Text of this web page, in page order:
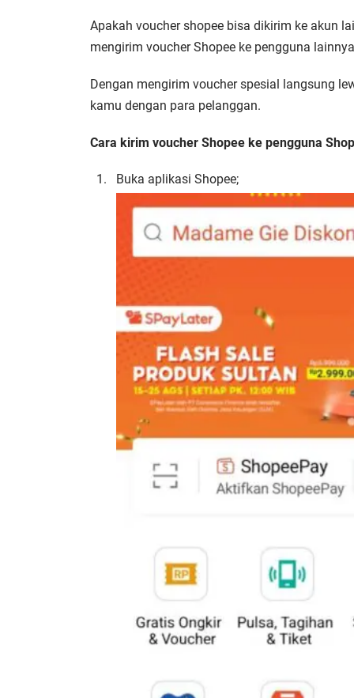
Apakah voucher shopee bisa dikirim ke akun
mengirim voucher Shopee ke pengguna
Dengan mengirim voucher spesial langsung
kamu dengan para pelanggan.
Cara kirim voucher Shopee ke pengguna
Buka aplikasi Shopee;